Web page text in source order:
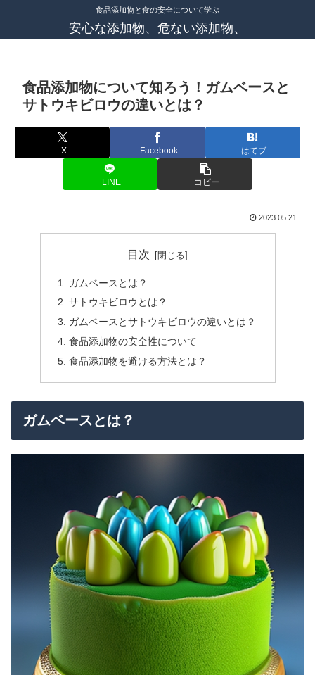
食品添加物と食の安全について学ぶ
安心な添加物、危ない添加物、
食品添加物について知ろう！ガムベースと
サトウキビロウの違いとは？
X Facebook はてブ
LINE コピー
2023.05.21
目次
ガムベースとは？
サトウキビロウとは？
ガムベースとサトウキビロウの違いとは？
食品添加物の安全性について
食品添加物を避ける方法とは？
ガムベースとは？